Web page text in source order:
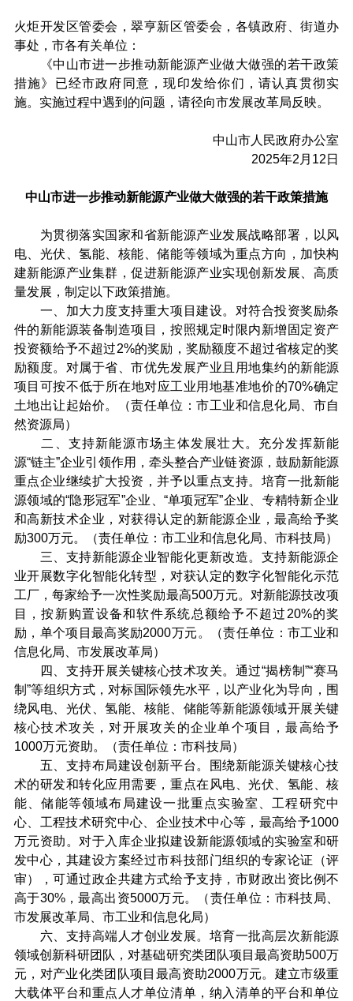
火炬开发区管委会，翠亨新区管委会，各镇政府、街道办
事处，市各有关单位：
《中山市进一步推动新能源产业做大做强的若干政策
措施》已经市政府同意，现印发给你们，请认真贯彻实
施。实施过程中遇到的问题，请径向市发展改革局反映。
中山市人民政府办公室
2025年2月12日
中山市进一步推动新能源产业做大做强的若干政策措施
为贯彻落实国家和省新能源产业发展战略部署，以风
电、光伏、氢能、核能、储能等领域为重点方向，加快构
建新能源产业集群，促进新能源产业实现创新发展、高质
量发展，制定以下政策措施。
一、加大力度支持重大项目建设。对符合投资奖励条
件的新能源装备制造项目，按照规定时限内新增固定资产
投资额给予不超过2%的奖励，奖励额度不超过省核定的奖
励额度。对属于省、市优先发展产业且用地集约的新能源
项目可按不低于所在地对应工业用地基准地价的70%确定
土地出让起始价。（责任单位：市工业和信息化局、市自
然资源局）
二、支持新能源市场主体发展壮大。充分发挥新能
源“链主”企业引领作用，牵头整合产业链资源，鼓励新能源
重点企业继续扩大投资，并予以重点支持。培育一批新能
源领域的“隐形冠军”企业、“单项冠军”企业、专精特新企业
和高新技术企业，对获得认定的新能源企业，最高给予奖
励300万元。（责任单位：市工业和信息化局、市科技局）
三、支持新能源企业智能化更新改造。支持新能源企
业开展数字化智能化转型，对获认定的数字化智能化示范
工厂，每家给予一次性奖励最高500万元。对新能源技改项
目，按新购置设备和软件系统总额给予不超过20%的奖
励，单个项目最高奖励2000万元。（责任单位：市工业和
信息化局、市发展改革局）
四、支持开展关键核心技术攻关。通过“揭榜制”“赛马
制”等组织方式，对标国际领先水平，以产业化为导向，围
绕风电、光伏、氢能、核能、储能等新能源领域开展关键
核心技术攻关，对开展攻关的企业单个项目，最高给予
1000万元资助。（责任单位：市科技局）
五、支持布局建设创新平台。围绕新能源关键核心技
术的研发和转化应用需要，重点在风电、光伏、氢能、核
能、储能等领域布局建设一批重点实验室、工程研究中
心、工程技术研究中心、企业技术中心等，最高给予1000
万元资助。对于入库企业拟建设新能源领域的实验室和研
发中心，其建设方案经过市科技部门组织的专家论证（评
审），可通过政企共建方式给予支持，市财政出资比例不
高于30%，最高出资5000万元。（责任单位：市科技局、
市发展改革局、市工业和信息化局）
六、支持高端人才创业发展。培育一批高层次新能源
领域创新科研团队，对基础研究类团队项目最高资助500万
元，对产业化类团队项目最高资助2000万元。建立市级重
大载体平台和重点人才单位清单，纳入清单的平台和单位